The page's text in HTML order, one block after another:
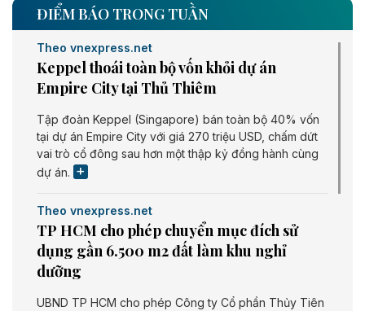
ĐIỂM BÁO TRONG TUẦN
Theo vnexpress.net
Keppel thoái toàn bộ vốn khỏi dự án
Empire City tại Thủ Thiêm
Tập đoàn Keppel (Singapore) bán toàn bộ 40% vốn
tại dự án Empire City với giá 270 triệu USD, chấm dứt
vai trò cổ đông sau hơn một thập kỷ đồng hành cùng
dự án.
Theo vnexpress.net
TP HCM cho phép chuyển mục đích sử
dụng gần 6.500 m2 đất làm khu nghỉ
dưỡng
UBND TP HCM cho phép Công ty Cổ phần Thủy Tiên